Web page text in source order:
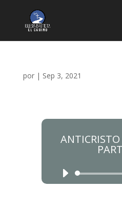
por | Sep 3, 2021
de
Reproductor
de